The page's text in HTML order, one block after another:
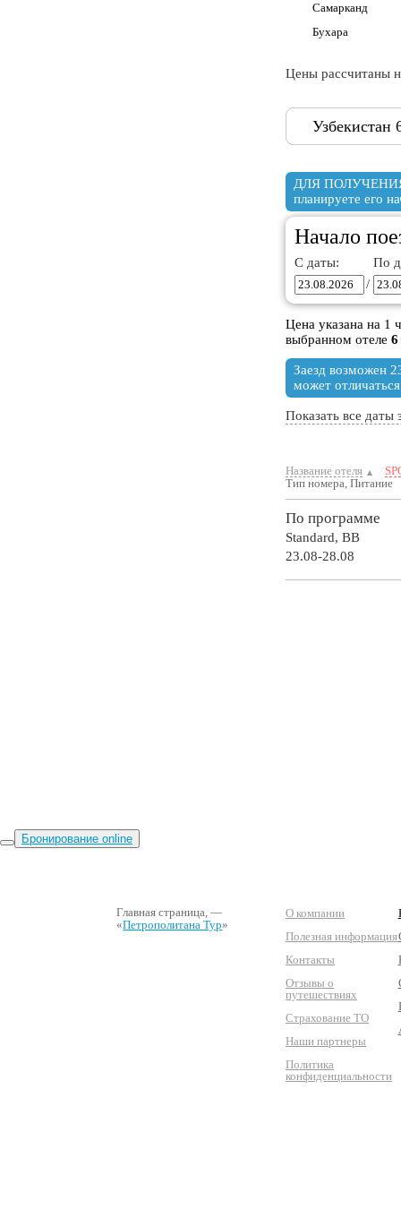
Самарканд
Бухара
Цены рассчитаны
Узбекистан
ДЛЯ
планируете его
Начало
С даты:
По
/
Цена указана на 1
выбранном отеле6
Заезд возможен
может
Показать все даты
Название отеля
Тип номера, Питание
По программе
Standard,BB
23.08-28.08
Главная страница, —
«Петрополитана Тур»
О компании
Полезная информация
Контакты
Отзывы о
путешествиях
Страхование ТО
Наши партнеры
Политика
конфиденциальности
Бронирование online